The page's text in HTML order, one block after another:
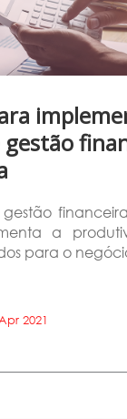
a
para o
2021